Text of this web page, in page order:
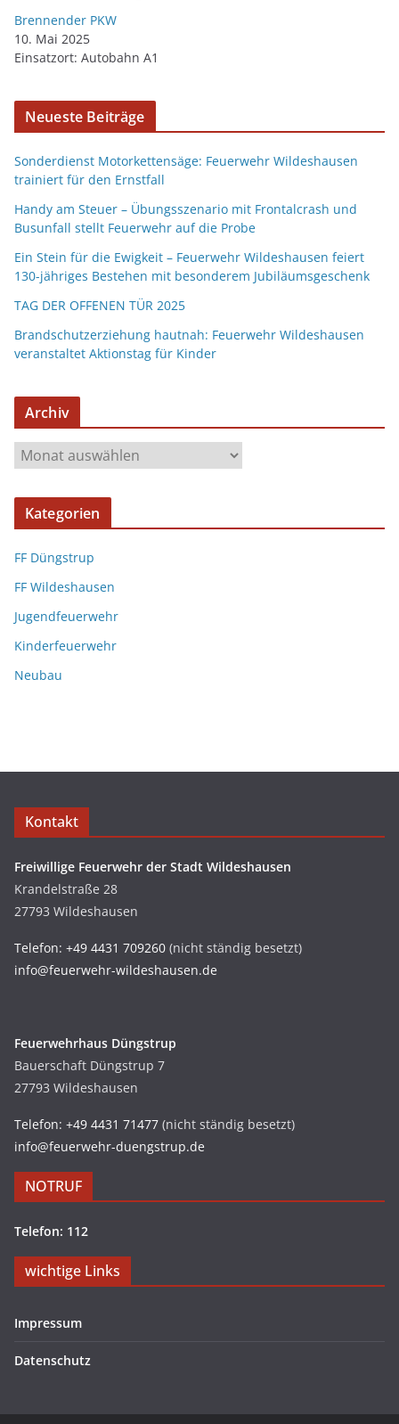
Brennender PKW
10. Mai 2025
Einsatzort: Autobahn A1
Neueste Beiträge
Sonderdienst Motorkettensäge: Feuerwehr Wildeshausen
trainiert für den Ernstfall
Handy am Steuer – Übungsszenario mit Frontalcrash und
Busunfall stellt Feuerwehr auf die Probe
Ein Stein für die Ewigkeit – Feuerwehr Wildeshausen feiert
130-jähriges Bestehen mit besonderem Jubiläumsgeschenk
TAG DER OFFENEN TÜR 2025
Brandschutzerziehung hautnah: Feuerwehr Wildeshausen
veranstaltet Aktionstag für Kinder
Archiv
Kategorien
FF Düngstrup
FF Wildeshausen
Jugendfeuerwehr
Kinderfeuerwehr
Neubau
Kontakt
Freiwillige Feuerwehr der Stadt Wildeshausen
Krandelstraße 28
27793 Wildeshausen
Telefon: +49 4431 709260 (nicht ständig besetzt)
info@feuerwehr-wildeshausen.de
Feuerwehrhaus Düngstrup
Bauerschaft Düngstrup 7
27793 Wildeshausen
Telefon: +49 4431 71477 (nicht ständig besetzt)
info@feuerwehr-duengstrup.de
NOTRUF
Telefon: 112
wichtige Links
Impressum
Datenschutz